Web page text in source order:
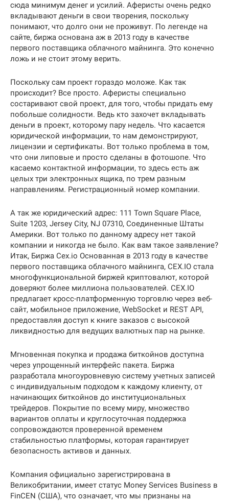
сюда минимум денег и усилий. Аферисты очень редко
вкладывают деньги в свои творения, поскольку
понимают, что долго они не проживут. По легенде на
сайте, биржа основана аж в 2013 году в качестве
первого поставщика облачного майнинга. Это конечно
ложь и не стоит этому верить.
Поскольку сам проект гораздо моложе. Как так
происходит? Все просто. Аферисты специально
состаривают свой проект, для того, чтобы придать ему
побольше солидности. Ведь кто захочет вкладывать
деньги в проект, которому пару недель. Что касается
юридической информации, то нам демонстрируют,
лицензии и сертификаты. Вот только проблема в том,
что они липовые и просто сделаны в фотошопе. Что
касаемо контактной информации, то здесь есть аж
целых три электронных ящика, по трем разным
направлениям. Регистрационный номер компании.
А так же юридический адрес: 111 Town Square Place,
Suite 1203, Jersey City, NJ 07310, Соединенные Штаты
Америки. Вот только по данному адресу нет такой
компании и никогда не было. Как вам такое заявление?
Итак, Биржа Cex.io Основанная в 2013 году в качестве
первого поставщика облачного майнинга, CEX.IO стала
многофункциональной биржей криптовалют, которой
доверяют более миллиона пользователей. CEX.IO
предлагает кросс-платформенную торговлю через веб-
сайт, мобильное приложение, WebSocket и REST API,
предоставляя доступ к книге заказов с высокой
ликвидностью для ведущих валютных пар на рынке.
Мгновенная покупка и продажа биткойнов доступна
через упрощенный интерфейс пакета. Биржа
разработала многоуровневую систему учетных записей
с индивидуальным подходом к каждому клиенту, от
начинающих биткойнов до институциональных
трейдеров. Покрытие по всему миру, множество
вариантов оплаты и круглосуточная поддержка
сопровождаются проверенной временем
стабильностью платформы, которая гарантирует
безопасность активов и данных.
Компания официально зарегистрирована в
Великобритании, имеет статус Money Services Business в
FinCEN (США), что означает, что мы признаны на